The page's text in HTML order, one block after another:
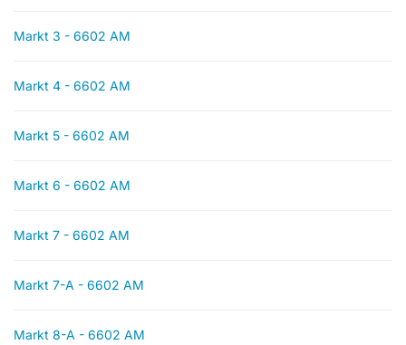
Markt 3 - 6602 AM
Markt 4 - 6602 AM
Markt 5 - 6602 AM
Markt 6 - 6602 AM
Markt 7 - 6602 AM
Markt 7-A - 6602 AM
Markt 8-A - 6602 AM